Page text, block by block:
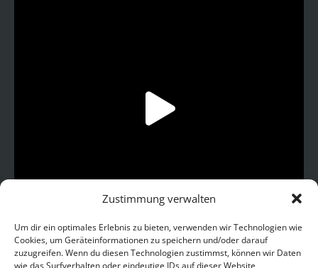
Zustimmung verwalten
Um dir ein optimales Erlebnis zu bieten, verwenden wir Technologien wie
Cookies, um Geräteinformationen zu speichern und/oder darauf
zuzugreifen. Wenn du diesen Technologien zustimmst, können wir Daten
wie das Surfverhalten oder eindeutige IDs auf dieser Website